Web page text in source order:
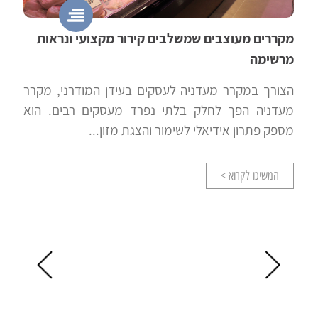
מקררים מעוצבים שמשלבים קירור מקצועי ונראות
מרשימה
הצורך במקרר מעדניה לעסקים בעידן המודרני, מקרר
מעדניה הפך לחלק בלתי נפרד מעסקים רבים. הוא
מספק פתרון אידיאלי לשימור והצגת מזון...
המשיכו לקרוא >